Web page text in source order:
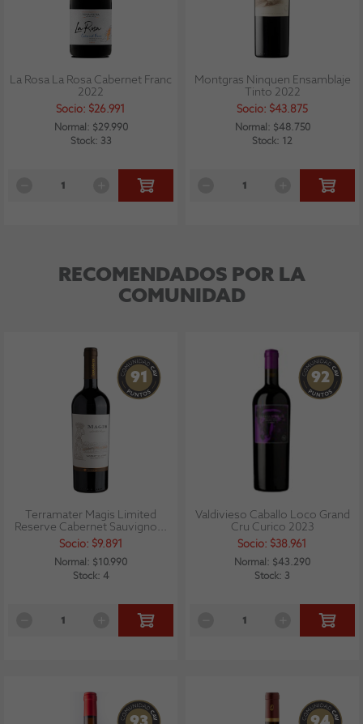
La Rosa La Rosa Cabernet Franc
2022
Socio: $26.991
Normal: $29.990
Stock: 33
Montgras Ninquen Ensamblaje
Tinto 2022
Socio: $43.875
Normal: $48.750
Stock: 12
RECOMENDADOS POR LA
COMUNIDAD
91
Terramater Magis Limited
Reserve Cabernet Sauvigno...
Socio: $9.891
Normal: $10.990
Stock: 4
92
Valdivieso Caballo Loco Grand
Cru Curico 2023
Socio: $38.961
Normal: $43.290
Stock: 3